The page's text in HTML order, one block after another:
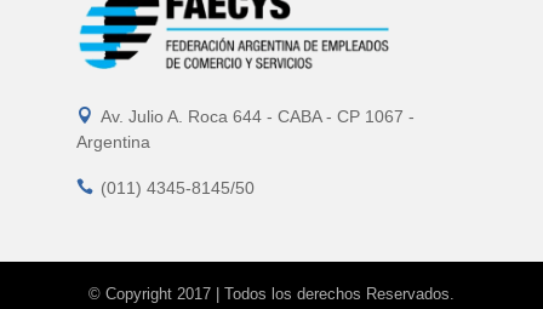
 Av. Julio A. Roca 644 - CABA - CP 1067 -
Argentina
 (011) 4345-8145/50
© Copyright 2017 | Todos los derechos Reservados.